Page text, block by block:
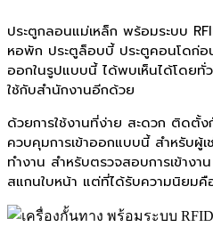
ประตูกลอนแม่เหล็ก พร้อมระบบ
หอพัก ประตูล็อบบี้ ประตูคอนโดก่อน
ออกในรูปแบบนี้ ได้พบเห็นได้โดยทั่
ใช้กับสำนักงานอีกด้วย
ด้วยการใช้งานที่ง่าย สะดวก ติดตั้
ควบคุมการเข้าออกแบบนี้ สำหรับผู้เ
ทำงาน สำหรับตรวจสอบการเข้าง
สแกนใบหน้า แต่ที่ได้รับความนิยม